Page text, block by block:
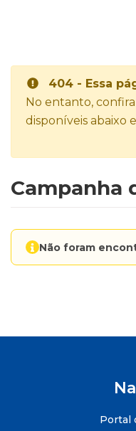
404 - Essa
No entanto,
disponíveis abaixo
Campanha
Não foram
Portal